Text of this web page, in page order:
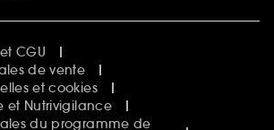
CGU
de vente
et cookies
et Nutrivigilance
du programme de